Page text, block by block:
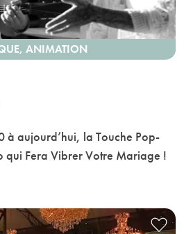
ANIMATION
à aujourd’hui, la Touche Pop-
qui Fera Vibrer Votre Mariage !